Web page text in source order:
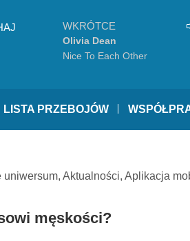
WKRÓTCE
Olivia Dean
Nice To Each Other
LISTA PRZEBOJÓW
uniwersum, Aktualności, Aplikacja
męskości?